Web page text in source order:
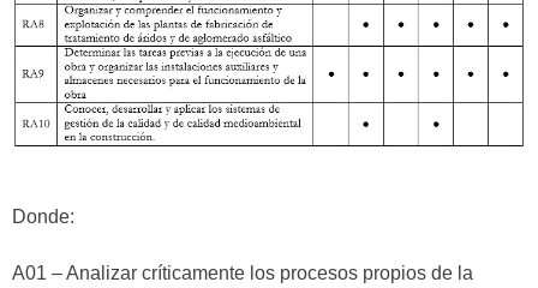
Donde:
A01 – Analizar críticamente los procesos propios de la